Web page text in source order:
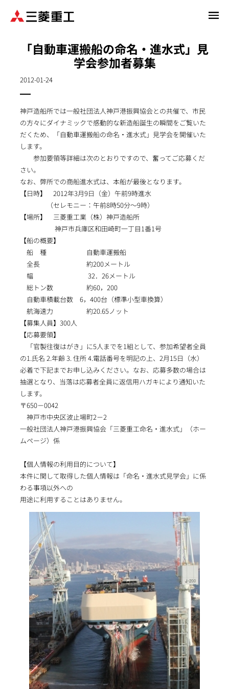
「自動車運搬船の命名・進水式」見
学会参加者募集
2012-01-24
神戸造船所では一般社団法人神戸港振興協会との共催で、市民
の方々にダイナミックで感動的な新造船誕生の瞬間をご覧いた
だくため、「自動車運搬船の命名・進水式」見学会を開催いた
します。
参加要領等詳細は次のとおりですので、奮ってご応募くだ
さい。
なお、弊所での商船進水式は、本船が最後となります。
【日時】 2012年3月9日（金）午前9時進水
（セレモニー：午前8時50分～9時）
【場所】 三菱重工業（株）神戸造船所
神戸市兵庫区和田崎町一丁目1番1号
【船の概要】
船 種 自動車運搬船
全長 約200メートル
幅 32．26メートル
総トン数 約60，200
自動車積載台数 6，400台（標準小型車換算）
航海速力 約20.65ノット
【募集人員】300人
【応募要領】
「官製往復はがき」に5人までを1組として、参加希望者全員
の1.氏名 2.年齢 3. 住所 4.電話番号を明記の上、2月15日（水）
必着で下記までお申し込みください。なお、応募多数の場合は
抽選となり、当落は応募者全員に返信用ハガキにより通知いた
します。
〒650－0042
神戸市中央区波止場町2－2
一般社団法人神戸港振興協会「三菱重工命名・進水式」（ホー
ムページ）係
【個人情報の利用目的について】
本件に関して取得した個人情報は「命名・進水式見学会」に係
わる事項以外への
用途に利用することはありません。